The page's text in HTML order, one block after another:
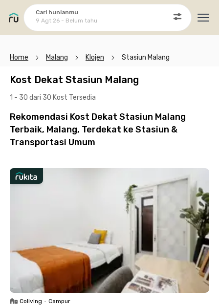
Cari hunianmu
9 Agt 26 - Belum tahu
Home Malang Klojen Stasiun Malang
Kost Dekat Stasiun Malang
1 - 30 dari 30 Kost Tersedia
Rekomendasi Kost Dekat Stasiun Malang
Terbaik, Malang, Terdekat ke Stasiun &
Transportasi Umum
Coliving • Campur